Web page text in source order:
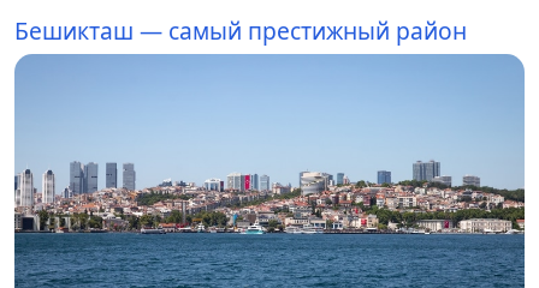
Бешикташ — самый престижный район